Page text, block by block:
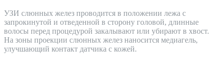
УЗИ слюнных желез проводится в положении лежа с
запрокинутой и отведенной в сторону головой, длинные
волосы перед процедурой закалывают или убирают в хвост.
На зоны проекции слюнных желез наносится медиагель,
улучшающий контакт датчика с кожей.